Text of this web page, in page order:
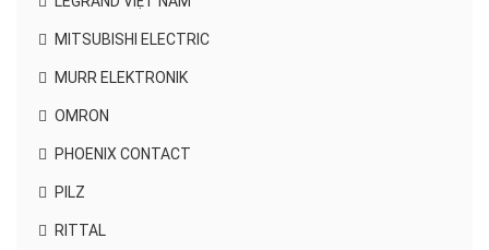
MITSUBISHI ELECTRIC
MURR ELEKTRONIK
OMRON
PHOENIX CONTACT
PILZ
RITTAL